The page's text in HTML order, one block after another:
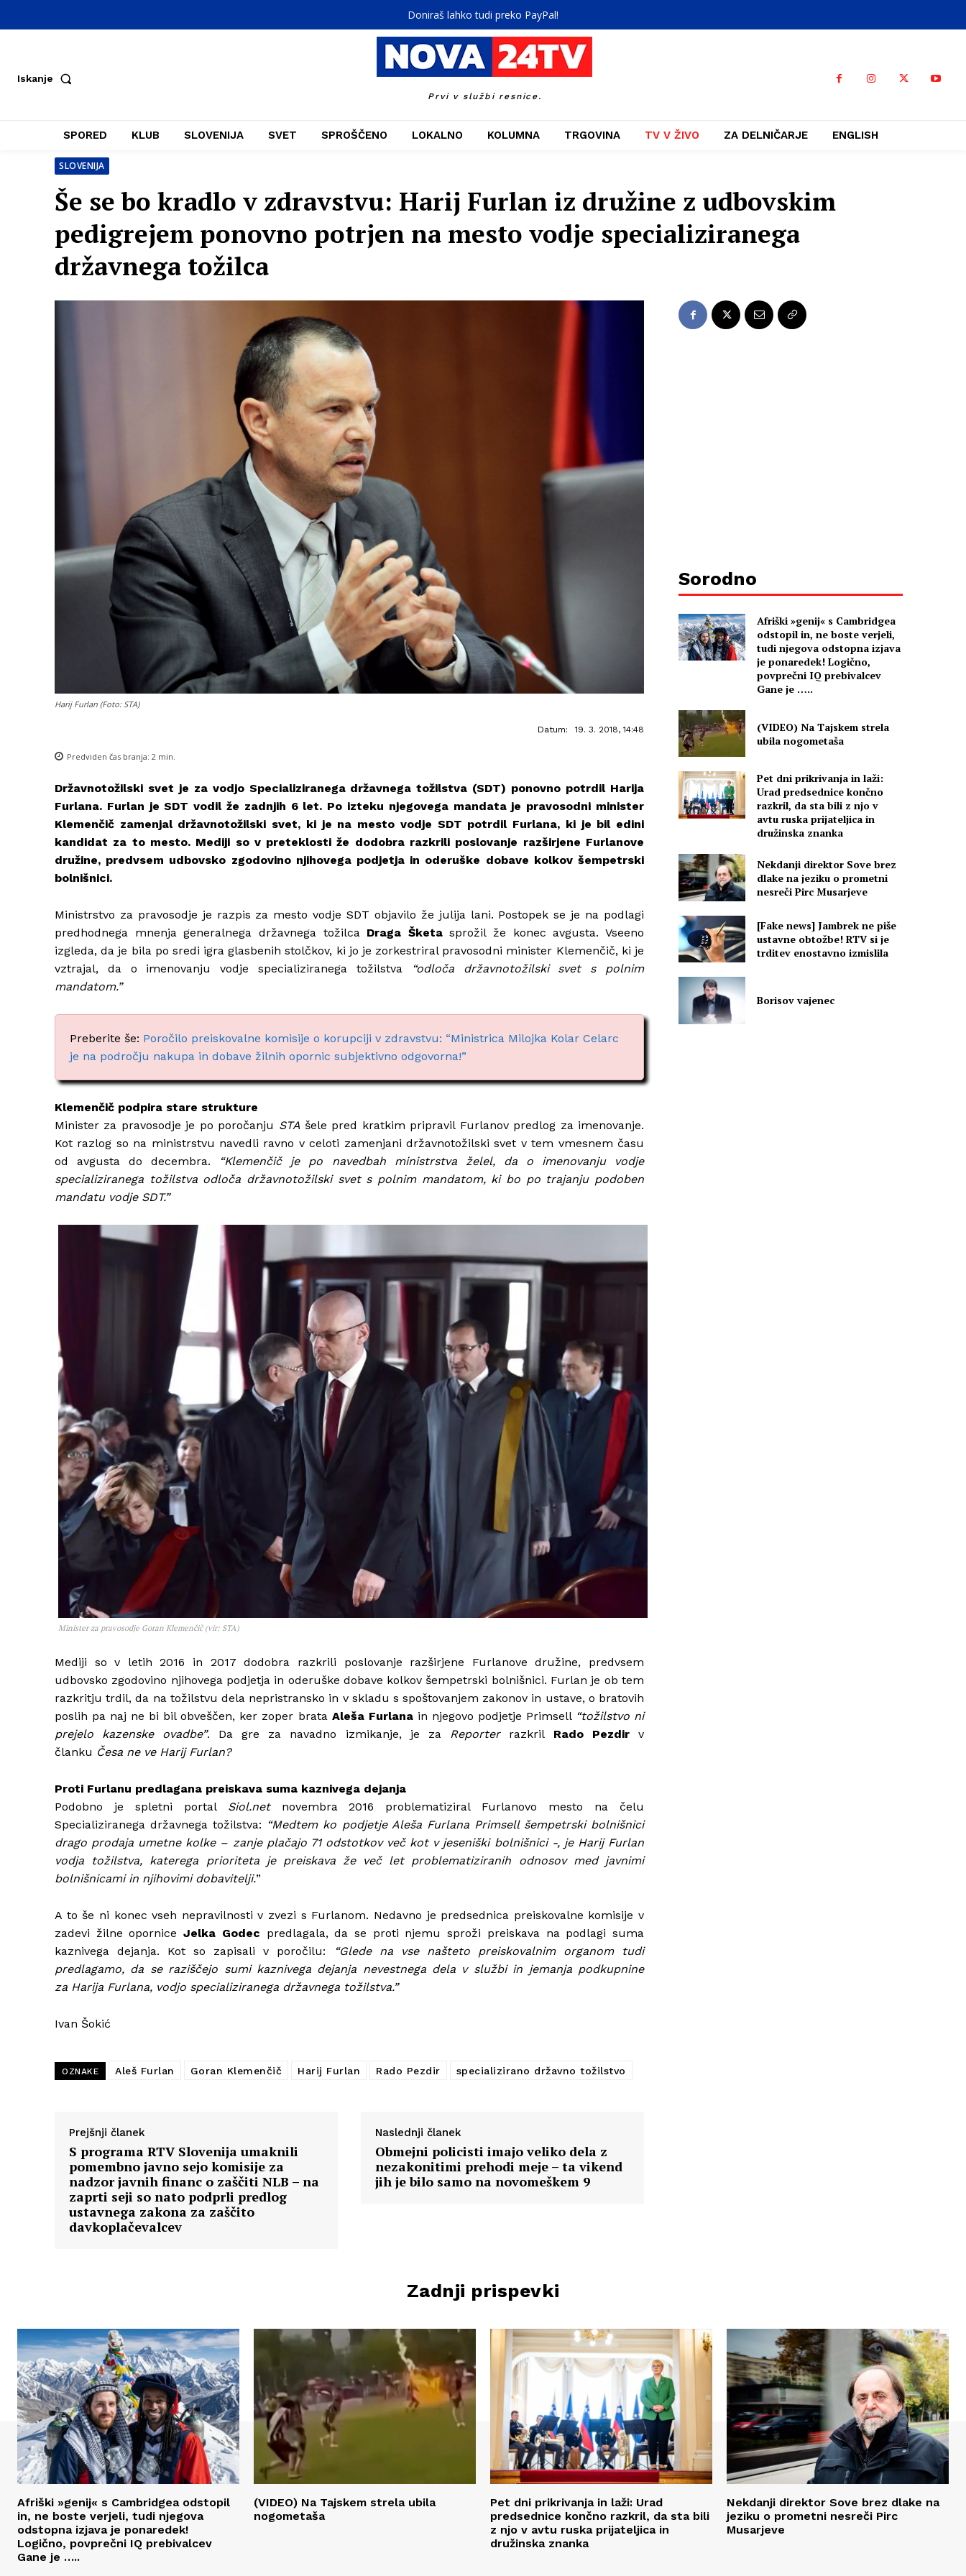
Doniraš lahko tudi preko PayPal!
Iskanje
Prvi v službi resnice.
SPORED KLUB SLOVENIJA SVET SPROŠČENO LOKALNO KOLUMNA TRGOVINA TV V ŽIVO ZA DELNIČARJE ENGLISH
SLOVENIJA
Še se bo kradlo v zdravstvu: Harij Furlan iz družine z udbovskim
pedigrejem ponovno potrjen na mesto vodje specializiranega
državnega tožilca
Harij Furlan (Foto: STA)
Datum: 19. 3. 2018, 14:48
Predviden čas branja: 2 min.
Državnotožilski svet je za vodjo Specializiranega državnega tožilstva (SDT) ponovno potrdil Harija
Furlana. Furlan je SDT vodil že zadnjih 6 let. Po izteku njegovega mandata je pravosodni minister
Klemenčič zamenjal državnotožilski svet, ki je na mesto vodje SDT potrdil Furlana, ki je bil edini
kandidat za to mesto. Mediji so v preteklosti že dodobra razkrili poslovanje razširjene Furlanove
družine, predvsem udbovsko zgodovino njihovega podjetja in oderuške dobave kolkov šempetrski
bolnišnici.
Ministrstvo za pravosodje je razpis za mesto vodje SDT objavilo že julija lani. Postopek se je na podlagi
predhodnega mnenja generalnega državnega tožilca Draga Šketasprožil že konec avgusta. Vseeno
izgleda, da je bila po sredi igra glasbenih stolčkov, ki jo je zorkestriral pravosodni minister Klemenčič, ki je
vztrajal, da o imenovanju vodje specializiranega tožilstva
“odloča državnotožilski svet s polnim
mandatom.”
Preberite še: Poročilo preiskovalne komisije o korupciji v zdravstvu: “Ministrica Milojka Kolar Celarc
je na področju nakupa in dobave žilnih opornic subjektivno odgovorna!”
Klemenčič podpira stare strukture
Minister za pravosodje je po poročanju STA šele pred kratkim pripravil Furlanov predlog za imenovanje.
Kot razlog so na ministrstvu navedli ravno v celoti zamenjani državnotožilski svet v tem vmesnem času
od avgusta do decembra.
“Klemenčič je po navedbah ministrstva želel, da o imenovanju vodje
specializiranega tožilstva odloča državnotožilski svet s polnim mandatom, ki bo po trajanju podoben
mandatu vodje SDT.”
Minister za pravosodje Goran Klemenčič (vir: STA)
Mediji so v letih 2016 in 2017 dodobra razkrili poslovanje razširjene Furlanove družine, predvsem
udbovsko zgodovino njihovega podjetja in oderuške dobave kolkov šempetrski bolnišnici. Furlan je ob tem
razkritju trdil, da na tožilstvu dela nepristransko in v skladu s spoštovanjem zakonov in ustave, o bratovih
poslih pa naj ne bi bil obveščen, ker zoper brata Aleša Furlanain njegovo podjetje Primsell “tožilstvo ni
prejelo kazenske ovadbe”. Da gre za navadno izmikanje, je za Reporterrazkril Rado Pezdirv
članku Česa ne ve Harij Furlan?
Proti Furlanu predlagana preiskava suma kaznivega dejanja
Podobno je spletni portal Siol.netnovembra 2016 problematiziral Furlanovo mesto na čelu
Specializiranega državnega tožilstva: “Medtem ko podjetje Aleša Furlana Primsell šempetrski bolnišnici
drago prodaja umetne kolke – zanje plačajo 71 odstotkov več kot v jeseniški bolnišnici -, je Harij Furlan
vodja tožilstva, katerega prioriteta je preiskava že več let problematiziranih odnosov med javnimi
bolnišnicami in njihovimi dobavitelji.”
A to še ni konec vseh nepravilnosti v zvezi s Furlanom. Nedavno je predsednica preiskovalne komisije v
zadevi žilne oporniceJelka Godec predlagala, da se proti njemu sproži preiskava na podlagi suma
kaznivega dejanja. Kot so zapisali v poročilu:
“Glede na vse našteto preiskovalnim organom tudi
predlagamo, da se raziščejo sumi kaznivega dejanja nevestnega dela v službi in jemanja podkupnine
za Harija Furlana, vodjo specializiranega državnega tožilstva.”
Ivan Šokić
OZNAKE Aleš Furlan Goran Klemenčič Harij Furlan Rado Pezdir specializirano državno tožilstvo
Prejšnji članek
S programa RTV Slovenija umaknili
pomembno javno sejo komisije za
nadzor javnih financ o zaščiti NLB – na
zaprti seji so nato podprli predlog
ustavnega zakona za zaščito
davkoplačevalcev
Naslednji članek
Obmejni policisti imajo veliko dela z
nezakonitimi prehodi meje – ta vikend
jih je bilo samo na novomeškem 9
Sorodno
Afriški »genij« s Cambridgea
odstopil in, ne boste verjeli,
tudi njegova odstopna izjava
je ponaredek! Logično,
povprečni IQ prebivalcev
Gane je …..
(VIDEO) Na Tajskem strela
ubila nogometaša
Pet dni prikrivanja in laži:
Urad predsednice končno
razkril, da sta bili z njo v
avtu ruska prijateljica in
družinska znanka
Nekdanji direktor Sove brez
dlake na jeziku o prometni
nesreči Pirc Musarjeve
[Fake news] Jambrek ne piše
ustavne obtožbe! RTV si je
trditev enostavno izmislila
Borisov vajenec
Zadnji prispevki
Afriški »genij« s Cambridgea odstopil
in, ne boste verjeli, tudi njegova
odstopna izjava je ponaredek!
Logično, povprečni IQ prebivalcev
Gane je …..
(VIDEO) Na Tajskem strela ubila
nogometaša
Pet dni prikrivanja in laži: Urad
predsednice končno razkril, da sta bili
z njo v avtu ruska prijateljica in
družinska znanka
Nekdanji direktor Sove brez dlake na
jeziku o prometni nesreči Pirc
Musarjeve